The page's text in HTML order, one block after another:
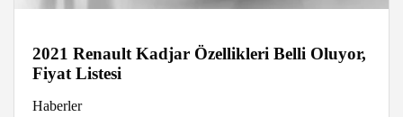
2021 Renault Kadjar Özellikleri Belli Oluyor,
Fiyat Listesi
Haberler